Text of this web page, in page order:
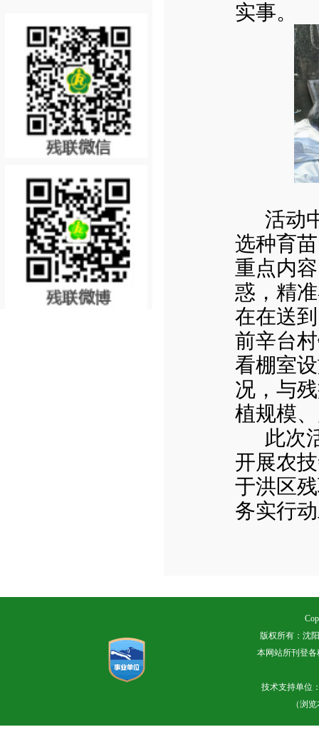
实事。
活动
选种育
重点内
惑，精
在在送
前辛台
看棚室
况，与
植规模
此次
开展农
于洪区
务实行
版权所有：沈
本网站所刊登
技术支持单位
（浏